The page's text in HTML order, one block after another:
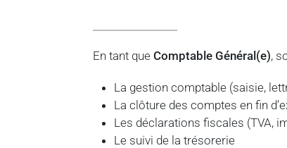
En tant que Comptable Général(e),
La gestion comptable (saisie,
La clôture des comptes en fin
Les déclarations fiscales (TVA,
Le suivi de la trésorerie